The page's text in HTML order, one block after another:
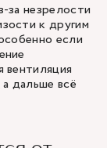
за незрелости
к другим
если
вентиляция
дальше всё